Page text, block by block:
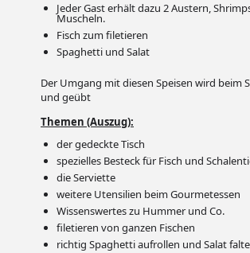
Jeder Gast erhält dazu 2 Austern,
Muscheln.
Fisch zum filetieren
Spaghetti und Salat
Der Umgang mit diesen Speisen wird beim
und geübt
Themen (Auszug):
der gedeckte Tisch
spezielles Besteck für Fisch und
die Serviette
weitere Utensilien beim Gourmetessen
Wissenswertes zu Hummer und Co.
filetieren von ganzen Fischen
richtig Spaghetti aufrollen und Salat